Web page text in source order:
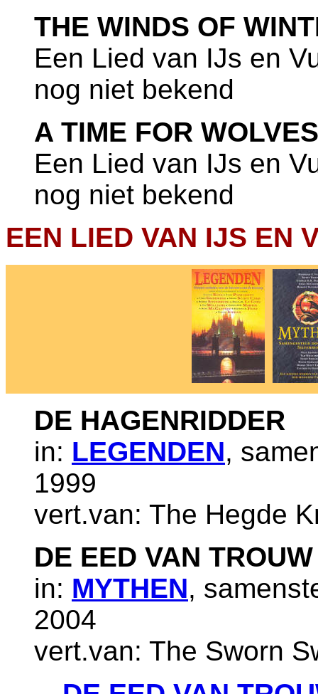
THE WINDS OF
Een Lied van IJs en
nog niet bekend
A TIME FOR WOLVES
Een Lied van IJs en
nog niet bekend
EEN LIED VAN IJS EN
DE HAGENRIDDER
in: LEGENDEN,
1999
vert.van: The Hegde
DE EED VAN TROUW
in: MYTHEN,
2004
vert.van: The Sworn